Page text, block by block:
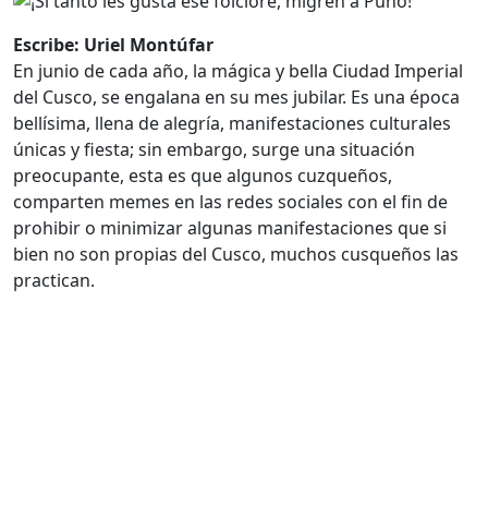
Escribe: Uriel Montúfar
En junio de cada año, la mágica y bella Ciudad Imperial
del Cusco, se engalana en su mes jubilar. Es una época
bellísima, llena de alegría, manifestaciones culturales
únicas y fiesta; sin embargo, surge una situación
preocupante, esta es que algunos cuzqueños,
comparten memes en las redes sociales con el fin de
prohibir o minimizar algunas manifestaciones que si
bien no son propias del Cusco, muchos cusqueños las
practican.